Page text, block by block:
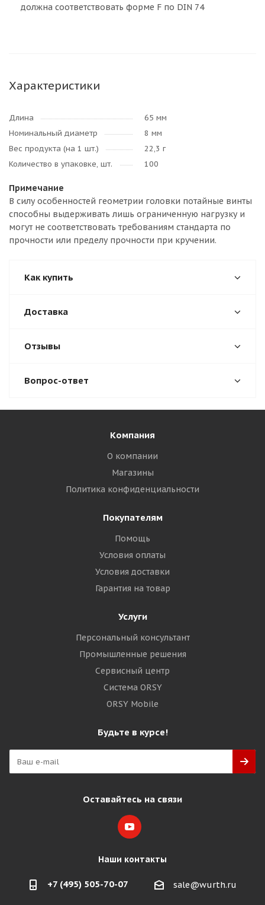
должна соответствовать форме F по DIN 74
Характеристики
Длина
65 мм
Номинальный диаметр
8 мм
Вес продукта (на 1 шт.)
22,3 г
Количество в упаковке, шт.
100
Примечание
В силу особенностей геометрии головки потайные винты
способны выдерживать лишь ограниченную нагрузку и
могут не соответствовать требованиям стандарта по
прочности или пределу прочности при кручении.
Как купить
Доставка
Отзывы
Вопрос-ответ
Компания
О компании
Магазины
Политика конфиденциальности
Покупателям
Помощь
Условия оплаты
Условия доставки
Гарантия на товар
Услуги
Персональный консультант
Промышленные решения
Сервисный центр
Система ORSY
ORSY Mobile
Будьте в курсе!
Оставайтесь на связи
Наши контакты
+7 (495) 505-70-07 sale@wurth.ru